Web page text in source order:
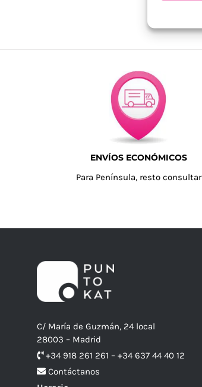
ENVÍOS ECONÓMICOS
Para Península, resto consultar
C/ María de Guzmán, 24 local
28003 – Madrid
+34 918 261 261 – +34 637 44 40 12
Contáctanos